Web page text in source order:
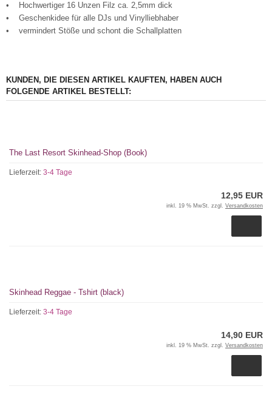
• Hochwertiger 16 Unzen Filz ca. 2,5mm dick
• Geschenkidee für alle DJs und Vinylliebhaber
• vermindert Stöße und schont die Schallplatten
KUNDEN, DIE DIESEN ARTIKEL KAUFTEN, HABEN AUCH
FOLGENDE ARTIKEL BESTELLT:
The Last Resort Skinhead-Shop (Book)
Lieferzeit: 3-4 Tage
12,95 EUR
inkl. 19 % MwSt. zzgl. Versandkosten
Skinhead Reggae - Tshirt (black)
Lieferzeit: 3-4 Tage
14,90 EUR
inkl. 19 % MwSt. zzgl. Versandkosten